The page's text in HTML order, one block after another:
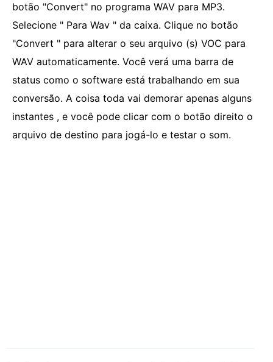
botão "Convert" no programa WAV para MP3.
Selecione " Para Wav " da caixa. Clique no botão
"Convert " para alterar o seu arquivo (s) VOC para
WAV automaticamente. Você verá uma barra de
status como o software está trabalhando em sua
conversão. A coisa toda vai demorar apenas alguns
instantes , e você pode clicar com o botão direito o
arquivo de destino para jogá-lo e testar o som.